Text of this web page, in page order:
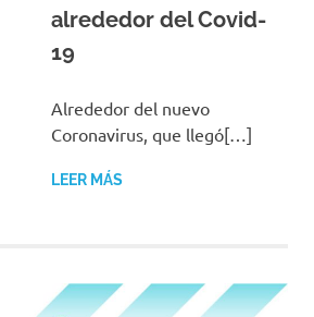
alrededor del Covid-
19
Alrededor del nuevo
Coronavirus, que llegó[…]
LEER MÁS